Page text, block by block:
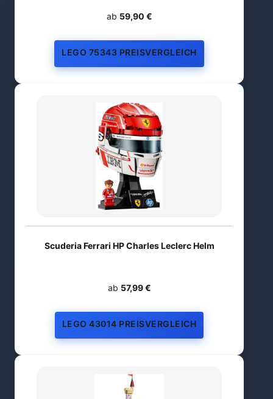
ab 59,90 €
LEGO 75343 PREISVERGLEICH
Scuderia Ferrari HP Charles Leclerc Helm
ab 57,99 €
LEGO 43014 PREISVERGLEICH